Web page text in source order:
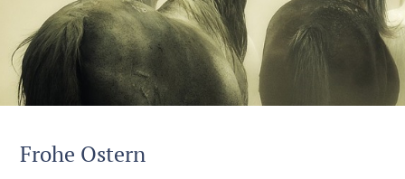
Frohe Ostern